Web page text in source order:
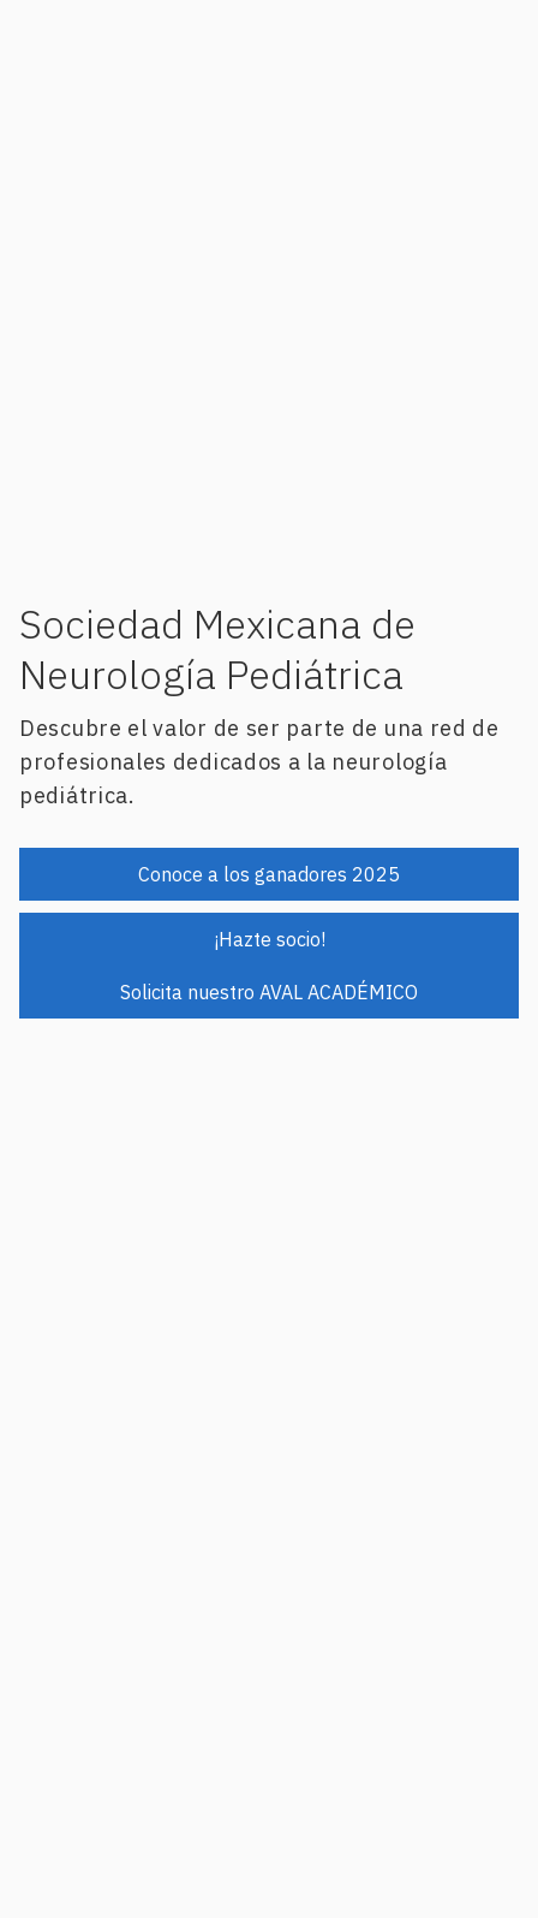
Sociedad Mexicana de
Neurología Pediátrica
Descubre el valor de ser parte de una red de
profesionales dedicados a la neurología
pediátrica.
Conoce a los ganadores 2025
¡Hazte socio!
Solicita nuestro AVAL ACADÉMICO